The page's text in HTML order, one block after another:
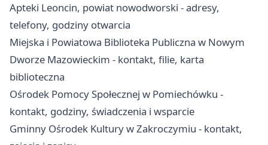
Apteki Leoncin, powiat nowodworski - adresy,
telefony, godziny otwarcia
Miejska i Powiatowa Biblioteka Publiczna w Nowym
Dworze Mazowieckim - kontakt, filie, karta
biblioteczna
Ośrodek Pomocy Społecznej w Pomiechówku -
kontakt, godziny, świadczenia i wsparcie
Gminny Ośrodek Kultury w Zakroczymiu - kontakt,